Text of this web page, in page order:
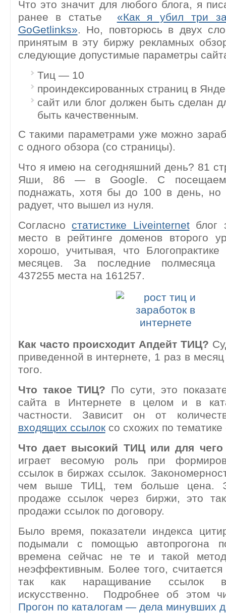
Что это значит для любого блога, я
ранее в статье «Как я убил три
GoGetlinks» . Но, повторюсь в двух
принятым в эту биржу рекламных
следующие допустимые параметры
Тиц — 10
проиндексированных страниц в
сайт или блог должен быть сделан
быть качественным.
С такими параметрами уже можно
с одного обзора (со страницы).
Что я имею на сегодняшний день? 81
Яши, 86 — в Google. С
поднажать, хотя бы до 100 в день,
радует, что вышел из нуля.
Согласно статистике Liveinternetблог
место в рейтинге доменов второго
хорошо, учитывая, что
месяцев. За последние полмесяца
437255 места на 161257.
Как часто происходит Апдейт ТИЦ?
приведенной в интернете, 1 раз в
того.
Что такое ТИЦ? По сути, это
сайта в Интернете в целом и в
частности. Зависит он от
входящих ссылоксо схожих по тематике
Что дает высокий ТИЦ или для
играет весомую роль при
ссылок в биржах ссылок.
чем выше ТИЦ, тем больше цена.
продаже ссылок через биржи, это
продажи ссылок по договору.
Было время, показатели индекса
подымали с помощью автопрогона
времена сейчас не те и такой
неэффективным. Более того,
так как наращивание ссылок
искусственно. Подробнее об этом
Прогон по каталогам — дела минувших